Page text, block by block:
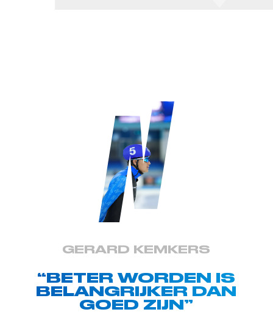
GERARD KEMKERS
“BETER WORDEN IS
BELANGRIJKER DAN
GOED ZIJN”